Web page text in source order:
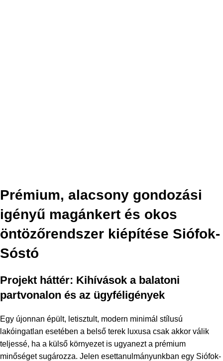
Prémium, alacsony gondozási
igényű magánkert és okos
öntözőrendszer kiépítése Siófok-
Sóstó
Projekt háttér: Kihívások a balatoni
partvonalon és az ügyféligények
Egy újonnan épült, letisztult, modern minimál stílusú
lakóingatlan esetében a belső terek luxusa csak akkor válik
teljessé, ha a külső környezet is ugyanezt a prémium
minőséget sugározza. Jelen esettanulmányunkban egy Siófok-